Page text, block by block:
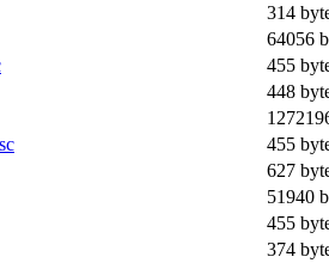
314
64056
455
448
455
627
51940
455
374